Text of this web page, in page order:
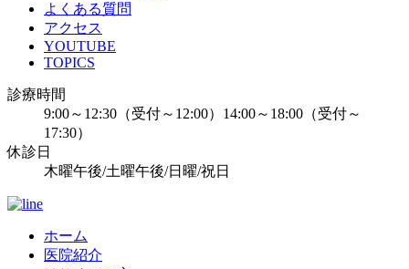
よくある質問
アクセス
YOUTUBE
TOPICS
診療時間
9:00～12:30（受付～12:00）14:00～18:00（受付～
17:30）
休診日
木曜午後/土曜午後/日曜/祝日
ホーム
医院紹介